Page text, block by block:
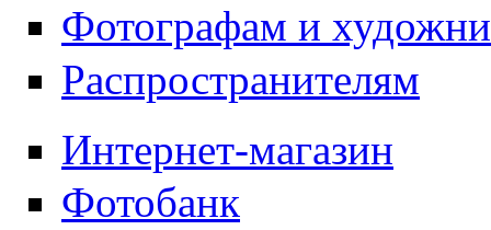
Фотографам и
Распространителям
Интернет-магазин
Фотобанк